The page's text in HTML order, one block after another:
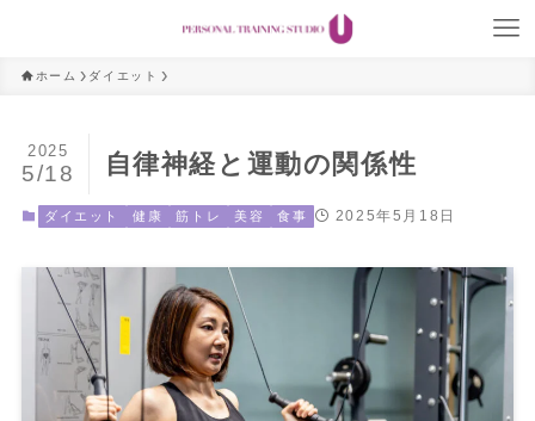
ホーム ダイエット
自律神経と運動の関係性
2025
5/18
ダイエット 健康 筋トレ 美容 食事 2025年5月18日